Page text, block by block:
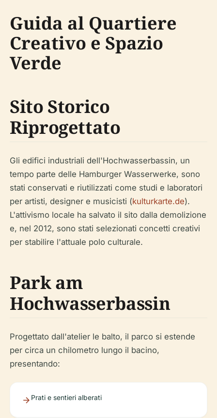
Guida al Quartiere
Creativo e Spazio
Verde
Sito Storico
Riprogettato
Gli edifici industriali dell'Hochwasserbassin, un
tempo parte delle Hamburger Wasserwerke, sono
stati conservati e riutilizzati come studi e laboratori
per artisti, designer e musicisti (kulturkarte.de).
L'attivismo locale ha salvato il sito dalla demolizione
e, nel 2012, sono stati selezionati concetti creativi
per stabilire l'attuale polo culturale.
Park am
Hochwasserbassin
Progettato dall'atelier le balto, il parco si estende
per circa un chilometro lungo il bacino,
presentando:
Prati e sentieri alberati